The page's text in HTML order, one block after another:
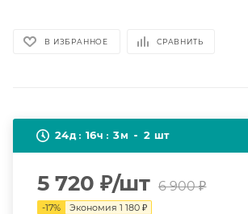
В ИЗБРАННОЕ СРАВНИТЬ
24д 16ч 3м 2 шт
5 720 ₽/шт 6 900₽
-17% Экономия1 180 ₽